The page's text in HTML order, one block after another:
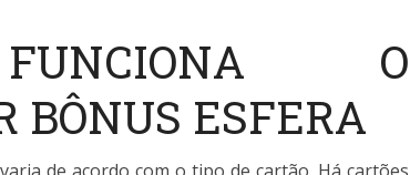
O
BÔNUS ESFERA